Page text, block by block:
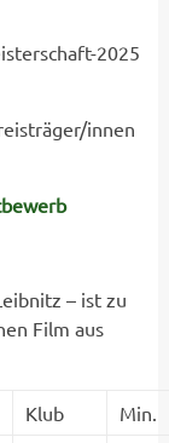
2025
innen
– ist zu
Film aus
Klub
Min.